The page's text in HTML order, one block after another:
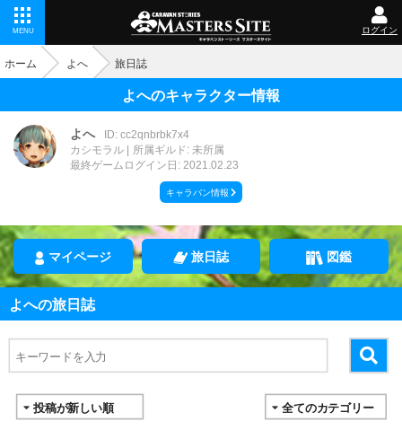
MENU ログイン
ホーム よへ 旅日誌
よへのキャラクター情報
よへ
ID: cc2qnbrbk7x4
カシモラル
所属ギルド: 未所属
最終ゲームログイン日: 2021.02.23
キャラバン情報
マイページ 旅日誌 図鑑
よへの旅日誌